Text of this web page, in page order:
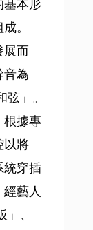
基本形
。
展而
音為
弦」。
根據專
以將
統穿插
藝人
、